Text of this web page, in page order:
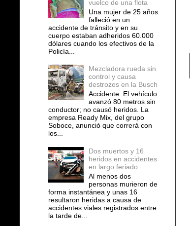
vuelco de una flota
Una mujer de 25 años
falleció en un
accidente de tránsito y en su
cuerpo estaban adheridos 60.000
dólares cuando los efectivos de la
Policía...
Mezcladora rueda sin
control y causa
destrozos en la Busch
Accidente: El vehículo
avanzó 80 metros sin
conductor; no causó heridos. La
empresa Ready Mix, del grupo
Soboce, anunció que correrá con
los...
Dos muertos y 16
heridos en accidentes
en largo feriado
Al menos dos
personas murieron de
forma instantánea y unas 16
resultaron heridas a causa de
accidentes viales registrados entre
la tarde de...